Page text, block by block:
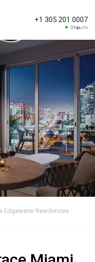
+1 305 201 0007
Открыто
Edgewater Residences